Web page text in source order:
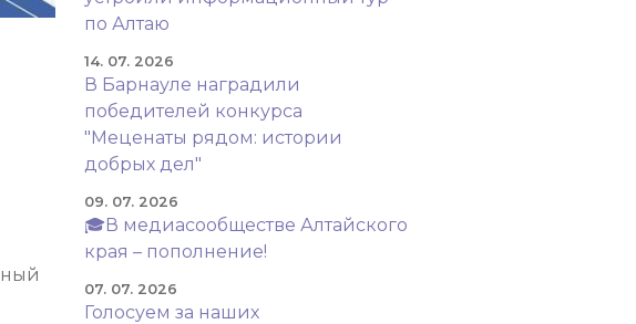
по Алтаю
14. 07. 2026
В Барнауле наградили
победителей конкурса
"Меценаты рядом: истории
добрых дел"
09. 07. 2026
🎓В медиасообществе Алтайского
края – пополнение!
07. 07. 2026
Голосуем за наших